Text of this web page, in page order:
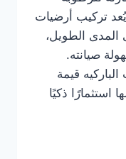
تركيب أرضيات
المدى الطويل،
صيانته.
قيمة
استثمارًا ذكيًا